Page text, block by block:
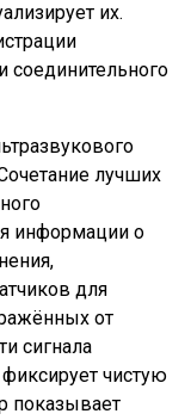
их.
соединительного
лучших
информации о
для
от
сигнала
чистую
показывает